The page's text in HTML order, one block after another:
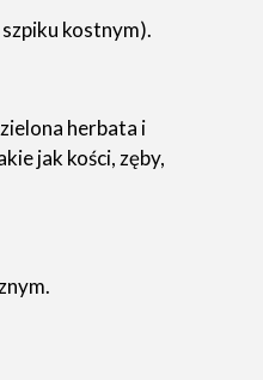
kostnym).
herbata i
jak kości, zęby,